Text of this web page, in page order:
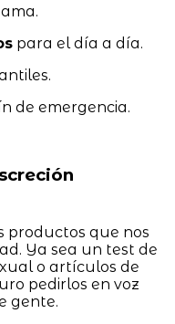
para el día a día.
de emergencia.
productos que nos
Ya sea un test de
o artículos de
pedirlos en voz
gente.